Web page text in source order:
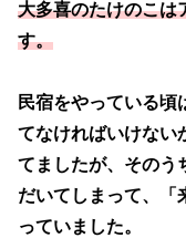
大多喜のたけのこは
す。
民宿をやっている頃
てなければいけない
てましたが、そのう
だいてしまって、「
っていました。